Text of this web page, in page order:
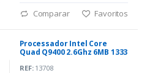
Comparar Favoritos
Processador Intel Core
Quad Q9400 2.6Ghz 6MB 1333
REF:13708